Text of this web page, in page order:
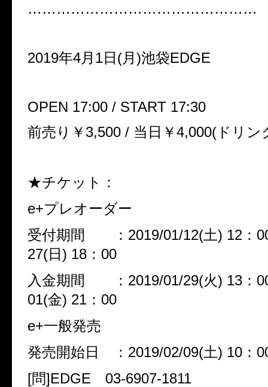
…………………………………………
2019年4月1日(月)池袋EDGE
OPEN 17:00 / START 17:30
前売り￥3,500 / 当日￥4,000(ドリン
★チケット：
e+プレオーダー
受付期間 ：2019/01/12(土) 12：
27(日) 18：00
入金期間 ：2019/01/29(火) 13：
01(金) 21：00
e+一般発売
発売開始日 ：2019/02/09(土) 10：
[問]EDGE 03-6907-1811